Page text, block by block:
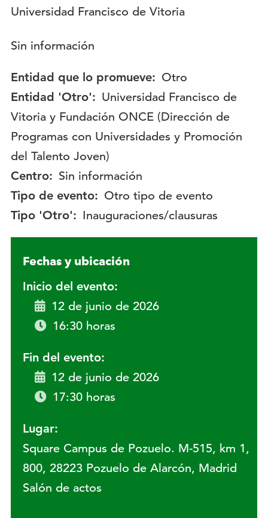
Descripción:
Sin información
Entidad que lo promueve: Otro
Entidad 'Otro': Universidad Francisco de
Vitoria y Fundación ONCE (Dirección de
Programas con Universidades y Promoción
del Talento Joven)
Centro: Sin información
Tipo de evento: Otro tipo de evento
Tipo 'Otro': Inauguraciones/clausuras
Fechas y ubicación
Inicio del evento:
12 de junio de 2026
16:30 horas
Fin del evento:
12 de junio de 2026
17:30 horas
Lugar:
Square Campus de Pozuelo. M-515, km 1,
800, 28223 Pozuelo de Alarcón, Madrid
Salón de actos